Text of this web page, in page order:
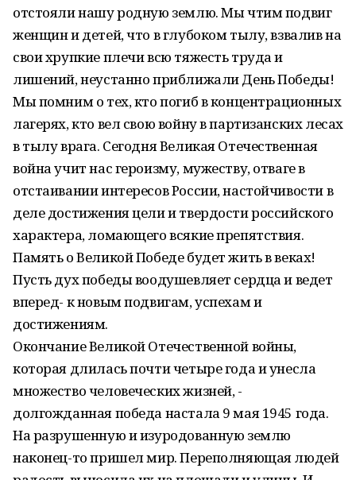
отстояли нашу родную землю. Мы чтим подвиг
женщин и детей, что в глубоком тылу, взвалив на
свои хрупкие плечи всю тяжесть труда и
лишений, неустанно приближали День Победы!
Мы помним о тех, кто погиб в концентрационных
лагерях, кто вел свою войну в партизанских лесах
в тылу врага. Сегодня Великая Отечественная
война учит нас героизму, мужеству, отваге в
отстаивании интересов России, настойчивости в
деле достижения цели и твердости российского
характера, ломающего всякие препятствия.
Память о Великой Победе будет жить в веках!
Пусть дух победы воодушевляет сердца и ведет
вперед- к новым подвигам, успехам и
достижениям.
Окончание Великой Отечественной войны,
которая длилась почти четыре года и унесла
множество человеческих жизней, -
долгожданная победа настала 9 мая 1945 года.
На разрушенную и изуродованную землю
наконец-то пришел мир. Переполняющая людей